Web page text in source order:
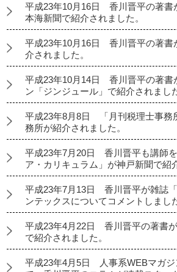
平成23年10月16日 香川晋平の著書
本海新聞で紹介されました。
平成23年10月16日 香川晋平の著書
介されました。
平成23年10月14日 香川晋平の著書
ン「ジンジュール」で紹介されまし
平成23年8月8日 「月刊税理士事務
務所が紹介されました。
平成23年7月20日 香川晋平も講師
ア・カリキュラム」が神戸新聞で紹
平成23年7月13日 香川晋平が雑誌
ンテックスについてコメントしまし
平成23年4月22日 香川晋平の著書
で紹介されました。
平成23年4月5日 人事系WEBマガジ